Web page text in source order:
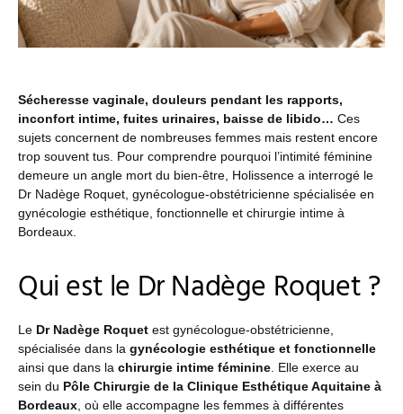
Sécheresse vaginale, douleurs pendant les rapports,
inconfort intime, fuites urinaires, baisse de libido… Ces
sujets concernent de nombreuses femmes mais restent encore
trop souvent tus. Pour comprendre pourquoi l’intimité féminine
demeure un angle mort du bien-être, Holissence a interrogé le
Dr Nadège Roquet, gynécologue-obstétricienne spécialisée en
gynécologie esthétique, fonctionnelle et chirurgie intime à
Bordeaux.
Qui est le Dr Nadège Roquet ?
Le Dr Nadège Roquet est gynécologue-obstétricienne,
spécialisée dans la gynécologie esthétique et fonctionnelle
ainsi que dans la chirurgie intime féminine. Elle exerce au
sein du Pôle Chirurgie de la Clinique Esthétique Aquitaine à
Bordeaux, où elle accompagne les femmes à différentes